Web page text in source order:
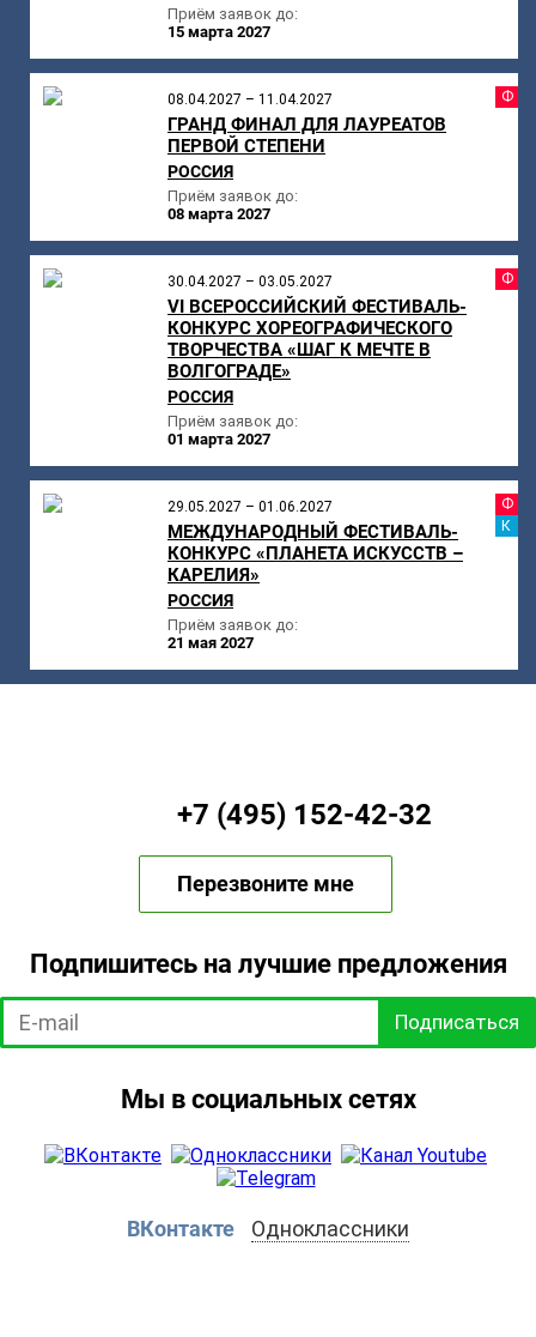
Приём заявок до:
15 марта 2027
08.04.2027 – 11.04.2027
ГРАНД ФИНАЛ ДЛЯ ЛАУРЕАТОВ
ПЕРВОЙ СТЕПЕНИ
РОССИЯ
Приём заявок до:
08 марта 2027
30.04.2027 – 03.05.2027
VI ВСЕРОССИЙСКИЙ ФЕСТИВАЛЬ-
КОНКУРС ХОРЕОГРАФИЧЕСКОГО
ТВОРЧЕСТВА «ШАГ К МЕЧТЕ В
ВОЛГОГРАДЕ»
РОССИЯ
Приём заявок до:
01 марта 2027
29.05.2027 – 01.06.2027
МЕЖДУНАРОДНЫЙ ФЕСТИВАЛЬ-
КОНКУРС «ПЛАНЕТА ИСКУССТВ –
КАРЕЛИЯ»
РОССИЯ
Приём заявок до:
21 мая 2027
+7 (495) 152-42-32
Перезвоните мне
Подпишитесь на лучшие предложения
Подписаться
Мы в социальных сетях
ВКонтакте Одноклассники